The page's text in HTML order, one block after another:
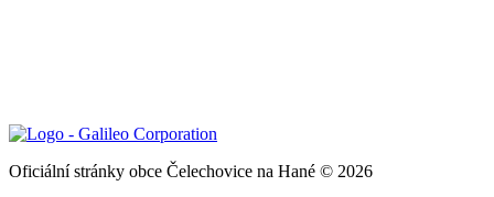
Oficiální stránky obce Čelechovice na Hané © 2026